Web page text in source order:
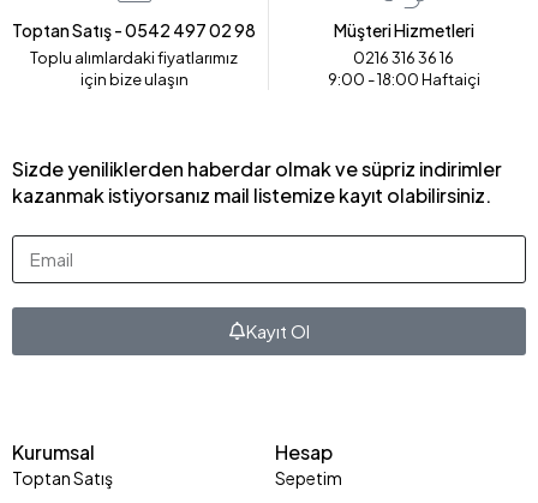
Toptan Satış - 0542 497 02 98
Toplu alımlardaki fiyatlarımız
için bize ulaşın
Müşteri Hizmetleri
0216 316 36 16
9:00 - 18:00 Haftaiçi
Kurumsal
Toptan Satış
Hesap
Sepetim
Sizde yeniliklerden haberdar olmak ve süpriz indirimler
kazanmak istiyorsanız mail listemize kayıt olabilirsiniz.
Kayıt Ol